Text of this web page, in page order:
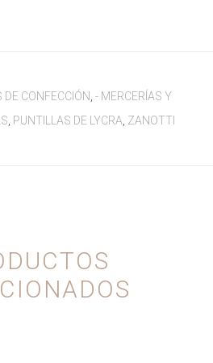
DE CONFECCIÓN - MERCERÍAS Y
PUNTILLAS DE LYCRA ZANOTTI